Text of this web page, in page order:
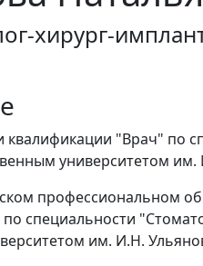
хирург-
"Врач" по
университетом им.
профессиональном
специальности
им. И.Н.